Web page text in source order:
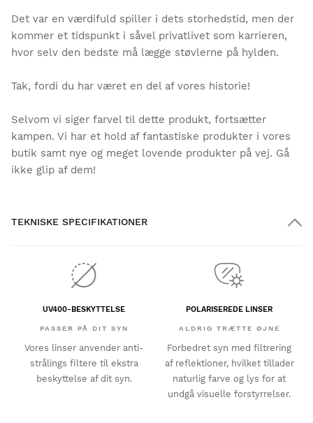
Det var en værdifuld spiller i dets storhedstid, men der
kommer et tidspunkt i såvel privatlivet som karrieren,
hvor selv den bedste må lægge støvlerne på hylden.
Tak, fordi du har været en del af vores historie!
Selvom vi siger farvel til dette produkt, fortsætter
kampen. Vi har et hold af fantastiske produkter i vores
butik samt nye og meget lovende produkter på vej. Gå
ikke glip af dem!
TEKNISKE SPECIFIKATIONER
UV400-BESKYTTELSE
PASSER PÅ DIT SYN
Vores linser anvender anti-
strålings filtere til ekstra
beskyttelse af dit syn.
POLARISEREDE LINSER
ALDRIG TRÆTTE ØJNE
Forbedret syn med filtrering
af reflektioner, hvilket tillader
naturlig farve og lys for at
undgå visuelle forstyrrelser.